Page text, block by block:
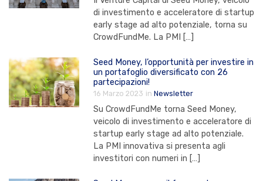
di investimento e acceleratore di startup
early stage ad alto potenziale, torna su
CrowdFundMe. La PMI […]
Seed Money, l’opportunità per investire in
un portafoglio diversificato con 26
partecipazioni!
16 Marzo 2023 in Newsletter
Su CrowdFundMe torna Seed Money,
veicolo di investimento e acceleratore di
startup early stage ad alto potenziale.
La PMI innovativa si presenta agli
investitori con numeri in […]